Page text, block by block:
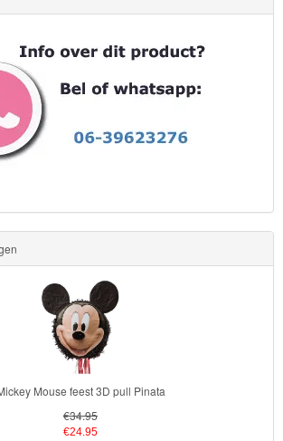
Mouse feest 3D pull Pinata
€34.95
€24.95